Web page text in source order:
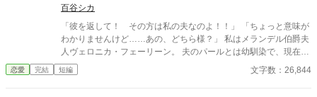
せを期待するとしましょうか。 しかし、後に先に婚約した内容
を聞く機会があって、驚いてしまいました。 どうやら私の元婚
約者は、五歳のときにおままごとで結婚を誓った約束を、しっか
りと守ろうとしているようです。
百谷シカ
「彼を返して！ その方は私の夫なのよ！！」 「ちょっと意味が
わかりませんけど……あの、どちら様？」 私はメランデル伯爵夫
人ヴェロニカ・フェーリーン。 夫のパールとは幼馴染で、現在は
おしどり夫婦。 社交界でも幼い頃から公然の仲だった私たちにと
って、真面目にありえない事件。 「フレイヤよ。私、前世の記憶
恋愛 完結 短編 文字数：26,844